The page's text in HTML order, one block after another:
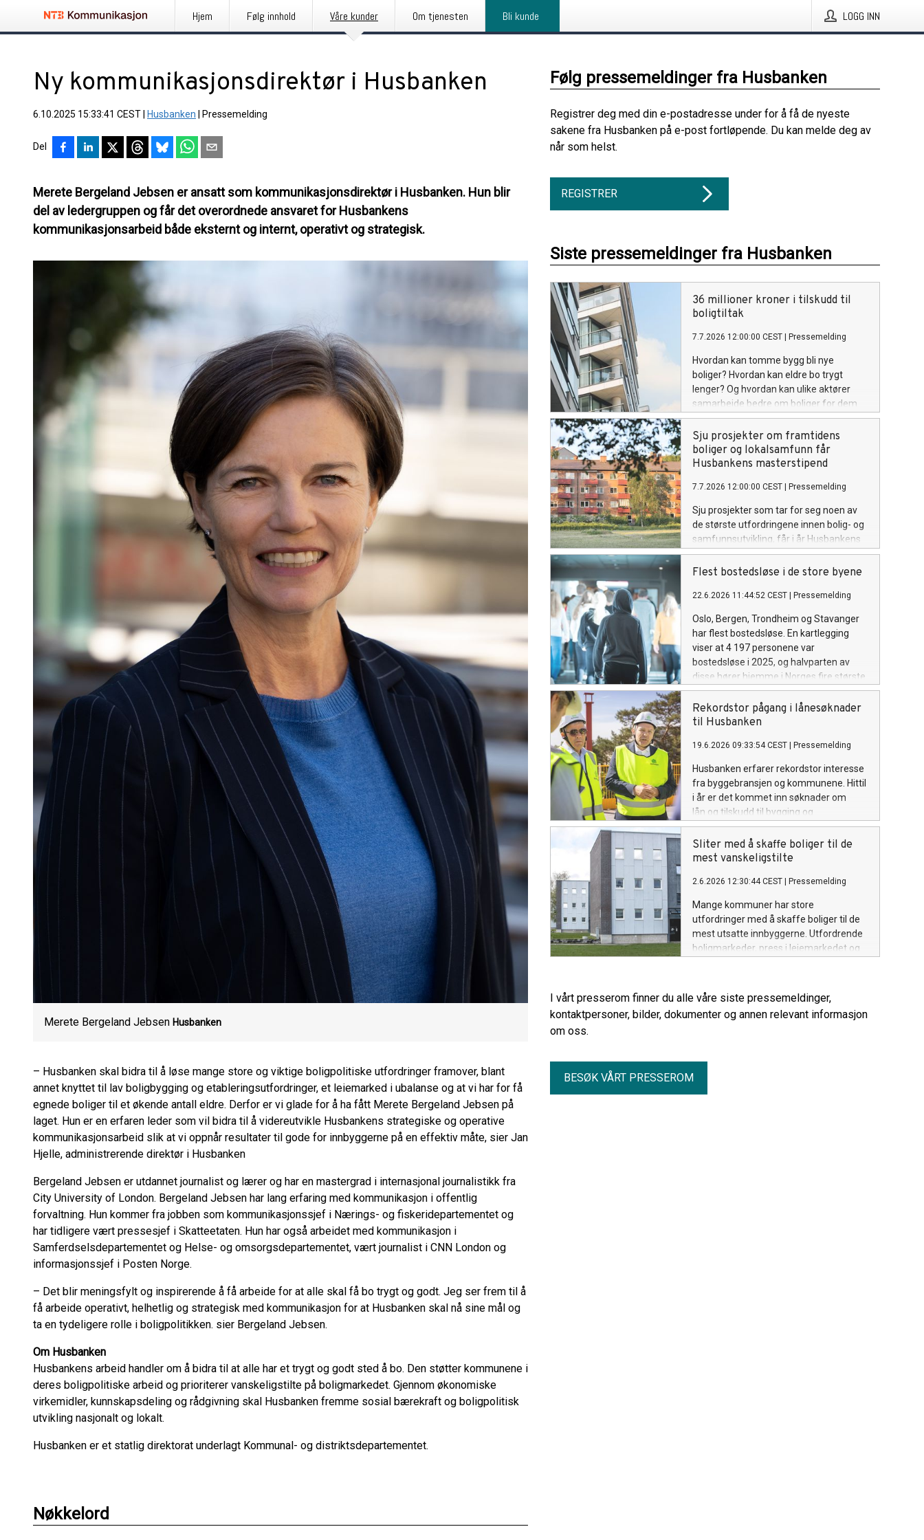
Hjem Følg innhold Våre kunder Om tjenesten Bli kunde LOGG INN
Ny kommunikasjonsdirektør i Husbanken
6.10.2025 15:33:41 CEST Husbanken Pressemelding
Del
Merete Bergeland Jebsen er ansatt som kommunikasjonsdirektør i Husbanken. Hun blir
del av ledergruppen og får det overordnede ansvaret for Husbankens
kommunikasjonsarbeid både eksternt og internt, operativt og strategisk.
Merete Bergeland Jebsen Husbanken
– Husbanken skal bidra til å løse mange store og viktige boligpolitiske utfordringer framover, blant
annet knyttet til lav boligbygging og etableringsutfordringer, et leiemarked i ubalanse og at vi har for få
egnede boliger til et økende antall eldre. Derfor er vi glade for å ha fått Merete Bergeland Jebsen på
laget. Hun er en erfaren leder som vil bidra til å videreutvikle Husbankens strategiske og operative
kommunikasjonsarbeid slik at vi oppnår resultater til gode for innbyggerne på en effektiv måte, sier Jan
Hjelle, administrerende direktør i Husbanken
Bergeland Jebsen er utdannet journalist og lærer og har en mastergrad i internasjonal journalistikk fra
City University of London. Bergeland Jebsen har lang erfaring med kommunikasjon i offentlig
forvaltning. Hun kommer fra jobben som kommunikasjonssjef i Nærings- og fiskeridepartementet og
har tidligere vært pressesjef i Skatteetaten. Hun har også arbeidet med kommunikasjon i
Samferdselsdepartementet og Helse- og omsorgsdepartementet, vært journalist i CNN London og
informasjonssjef i Posten Norge.
– Det blir meningsfylt og inspirerende å få arbeide for at alle skal få bo trygt og godt. Jeg ser frem til å
få arbeide operativt, helhetlig og strategisk med kommunikasjon for at Husbanken skal nå sine mål og
ta en tydeligere rolle i boligpolitikken. sier Bergeland Jebsen.
Om Husbanken
Husbankens arbeid handler om å bidra til at alle har et trygt og godt sted å bo. Den støtter kommunene i
deres boligpolitiske arbeid og prioriterer vanskeligstilte på boligmarkedet. Gjennom økonomiske
virkemidler, kunnskapsdeling og rådgivning skal Husbanken fremme sosial bærekraft og boligpolitisk
utvikling nasjonalt og lokalt.
Husbanken er et statlig direktorat underlagt Kommunal- og distriktsdepartementet.
Nøkkelord
Følg pressemeldinger fra Husbanken
Registrer deg med din e-postadresse under for å få de nyeste
sakene fra Husbanken på e-post fortløpende. Du kan melde deg av
når som helst.
REGISTRER
Siste pressemeldinger fra Husbanken
36 millioner kroner i tilskudd til
boligtiltak
7.7.2026 12:00:00 CEST Pressemelding
Hvordan kan tomme bygg bli nye
boliger? Hvordan kan eldre bo trygt
lenger? Og hvordan kan ulike aktører
samarbeide bedre om boliger for dem
som trenger det mest? Husbanken gir i
år 36 millioner kroner til 47 prosjekter
som skal utvikle og teste nye løsninger
som møter boligpolitiske utfordringer.
Sju prosjekter om framtidens
boliger og lokalsamfunn får
Husbankens masterstipend
7.7.2026 12:00:00 CEST Pressemelding
Sju prosjekter som tar for seg noen av
de største utfordringene innen bolig- og
samfunnsutvikling, får i år Husbankens
masterstipend. Prosjektene spenner fra
aldersvennlige nabolag og bostøtte, til
kommunal boligpolitikk.
Flest bostedsløse i de store byene
22.6.2026 11:44:52 CEST Pressemelding
Oslo, Bergen, Trondheim og Stavanger
har flest bostedsløse. En kartlegging
viser at 4 197 personene var
bostedsløse i 2025, og halvparten av
disse hører hjemme i Norges fire største
byer.
Rekordstor pågang i lånesøknader
til Husbanken
19.6.2026 09:33:54 CEST Pressemelding
Husbanken erfarer rekordstor interesse
fra byggebransjen og kommunene. Hittil
i år er det kommet inn søknader om
lån og tilskudd til bygging og
oppgradering på 27 milliarder kroner. Det
er ti milliarder mer enn på samme tid i
fjor.
Sliter med å skaffe boliger til de
mest vanskeligstilte
2.6.2026 12:30:44 CEST Pressemelding
Mange kommuner har store
utfordringer med å skaffe boliger til de
mest utsatte innbyggerne. Utfordrende
boligmarkeder, press i leiemarkedet og
I vårt presserom finner du alle våre siste pressemeldinger,
kontaktpersoner, bilder, dokumenter og annen relevant informasjon
om oss.
BESØK VÅRT PRESSEROM